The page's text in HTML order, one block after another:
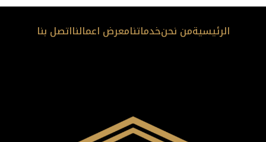
الرئيسيةمن نحنخدماتنامعرض اعمالنااتصل بنا